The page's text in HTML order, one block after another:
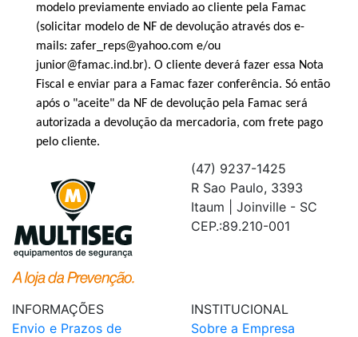
modelo previamente enviado ao cliente pela Famac
(solicitar modelo de NF de devolução através dos e-
mails: zafer_reps@yahoo.com e/ou
junior@famac.ind.br). O cliente deverá fazer essa Nota
Fiscal e enviar para a Famac fazer conferência. Só então
após o "aceite" da NF de devolução pela Famac será
autorizada a devolução da mercadoria, com frete pago
pelo cliente.
(47) 9237-1425
R Sao Paulo, 3393
Itaum | Joinville - SC
CEP.:89.210-001
INFORMAÇÕES
Envio e Prazos de
INSTITUCIONAL
Sobre a Empresa